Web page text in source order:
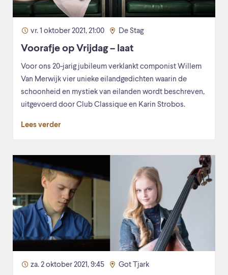
vr. 1 oktober 2021, 21:00 De Stag
Voorafje op Vrijdag – laat
Voor ons 20-jarig jubileum verklankt componist Willem
Van Merwijk vier unieke eilandgedichten waarin de
schoonheid en mystiek van eilanden wordt beschreven,
uitgevoerd door Club Classique en Karin Strobos.
Lees verder
za. 2 oktober 2021, 9:45 Got Tjark